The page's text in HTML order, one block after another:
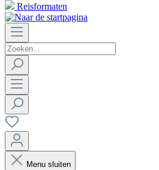
Reisformaten
Menu sluiten